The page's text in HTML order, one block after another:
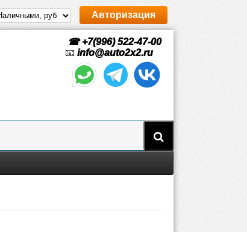
Авторизация
☎ +7(996) 522-47-00
📧 info@auto2x2.ru